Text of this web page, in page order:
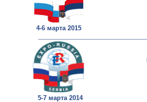
4-6 марта 2015
5-7 марта 2014